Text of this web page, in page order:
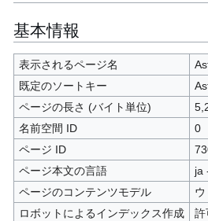
ナ
ビ
ゲ
ー
シ
ン
に
移
動
検
索
に
移
動
基本情報
表示されるページ名
既定のソートキー
ページの長さ (バイト単位)
名前空間 ID
0
ページ ID
ページ本文の言語
ja
ページのコンテンツモデル
ロボットによるインデックス作成
許